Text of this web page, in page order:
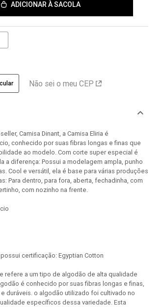
ADICIONAR À SACOLA
Não sei o meu CEP
Camisa Dinant, a Camisa Eliria é
conhecido por suas fibras longas e finas que
ao modelo. Com corte super especial é
a diferença: Possui a modelagem ampla, punho
Cool e versátil, ela é base para várias produções
Para dentro, para fora, aberta, fechadinha, com
com nozinho na frente.
certificação: Egyptian Cotton
refere a um tipo de algodão de alta qualidade
é conhecido por suas fibras longas e finas,
duráveis. o algodão utilizado foi cultivado no
específicos dessa variedade. Esta